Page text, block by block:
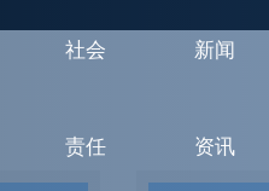
社会
责任
新闻
资讯